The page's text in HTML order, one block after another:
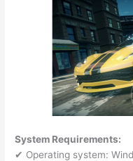
System Requirements:
✔ Operating system: